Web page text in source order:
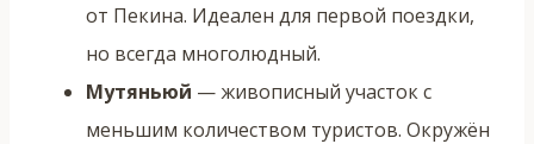
от Пекина. Идеален для первой поездки,
но всегда многолюдный.
Мутяньюй — живописный участок с
меньшим количеством туристов. Окружён